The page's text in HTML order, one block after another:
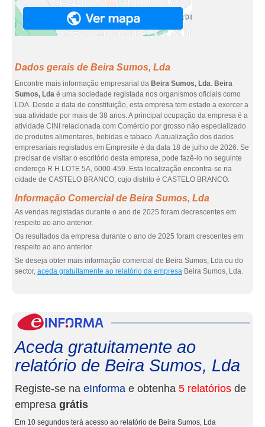
Dados gerais de Beira Sumos, Lda
Encontre mais informação empresarial da Beira Sumos, Lda. Beira
Sumos, Lda é uma sociedade registada nos organismos oficiais como
LDA. Desde a data de constituição, esta empresa tem estado a exercer a
sua atividade por mais de 38 anos. A principal ocupação da empresa é a
atividade CINI relacionada com Comércio por grosso não especializado
de produtos alimentares, bebidas e tabaco. A atualização dos dados
empresariais registados em Empresite é da data 18 de julho de 2026. Se
precisar de visitar o escritório desta empresa, pode fazê-lo no seguinte
endereço R H LOTE 5A, 6000-459. Esta localização encontra-se na
cidade de CASTELO BRANCO, cujo distrito é CASTELO BRANCO.
Informação Comercial de Beira Sumos, Lda
As vendas registadas durante o ano de 2025 foram decrescentes em
respeito ao ano anterior.
Os resultados da empresa durante o ano de 2025 foram crescentes em
respeito ao ano anterior.
Se deseja obter mais informação comercial de Beira Sumos, Lda ou do
sector, aceda gratuitamente ao relatório da empresa Beira Sumos, Lda.
Aceda gratuitamente ao
relatório de Beira Sumos, Lda
Registe-se na eInforma e obtenha 5 relatórios de
empresa grátis
Em 10 segundos terá acesso ao relatório de Beira Sumos, Lda